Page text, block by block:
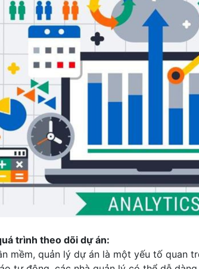
trình theo dõi dự án:
mềm, quản lý dự án là một yếu tố quan